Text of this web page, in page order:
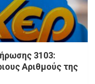
3103:
Αριθμούς της